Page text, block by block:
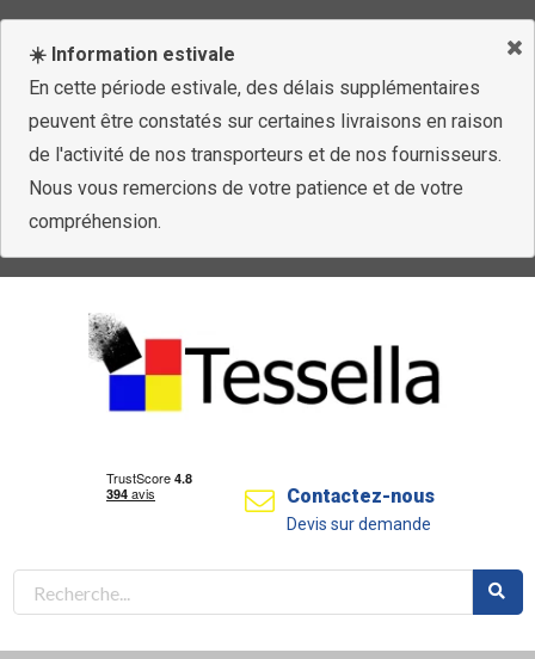
☀️ Information estivale
En cette période estivale, des délais supplémentaires
peuvent être constatés sur certaines livraisons en raison
de l'activité de nos transporteurs et de nos fournisseurs.
Nous vous remercions de votre patience et de votre
compréhension.
Contactez-nous
Devis sur demande